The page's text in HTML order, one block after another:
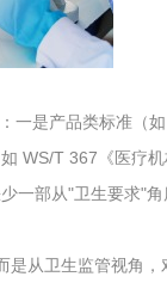
是产品类标准（如
WS/T 367《医疗
一部从"卫生要求"
从卫生监管视角，